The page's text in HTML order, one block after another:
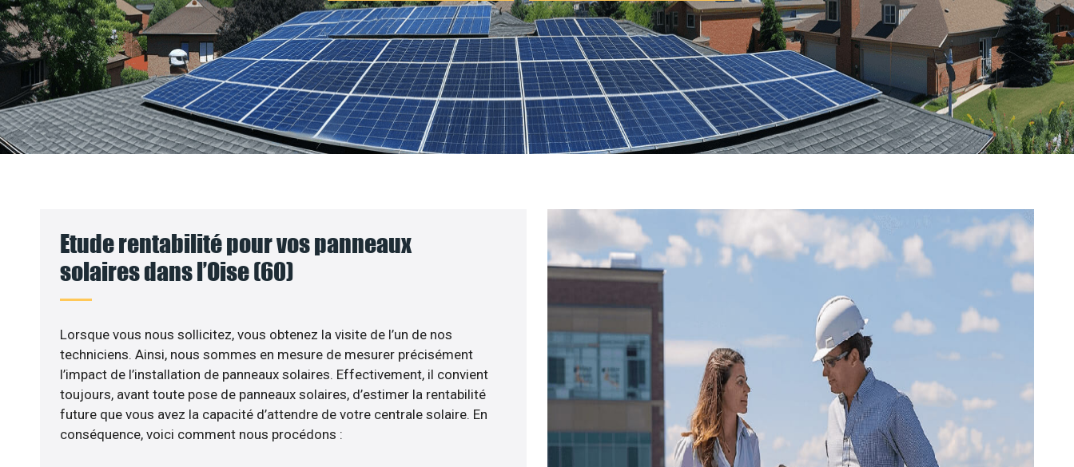
Etude rentabilité pour vos panneaux
solaires dans l’Oise (60)
Lorsque vous nous sollicitez, vous obtenez la visite de l’un de nos
techniciens. Ainsi, nous sommes en mesure de mesurer précisément
l’impact de l’installation de panneaux solaires. Effectivement, il convient
toujours, avant toute pose de panneaux solaires, d’estimer la rentabilité
future que vous avez la capacité d’attendre de votre centrale solaire. En
conséquence, voici comment nous procédons :